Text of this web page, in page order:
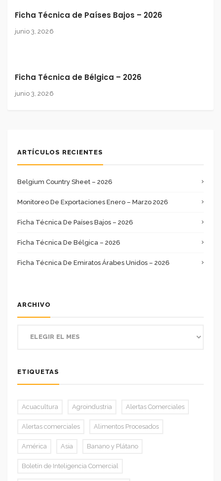
Ficha Técnica de Países Bajos – 2026
junio 3, 2026
Ficha Técnica de Bélgica – 2026
junio 3, 2026
ARTÍCULOS RECIENTES
Belgium Country Sheet – 2026
Monitoreo De Exportaciones Enero – Marzo 2026
Ficha Técnica De Países Bajos – 2026
Ficha Técnica De Bélgica – 2026
Ficha Técnica De Emiratos Árabes Unidos – 2026
ARCHIVO
ETIQUETAS
Acuacultura Agroindustria Alertas Comerciales
Alertas comerciales Alimentos Procesados
América Asia Banano y Plátano
Boletín de Inteligencia Comercial